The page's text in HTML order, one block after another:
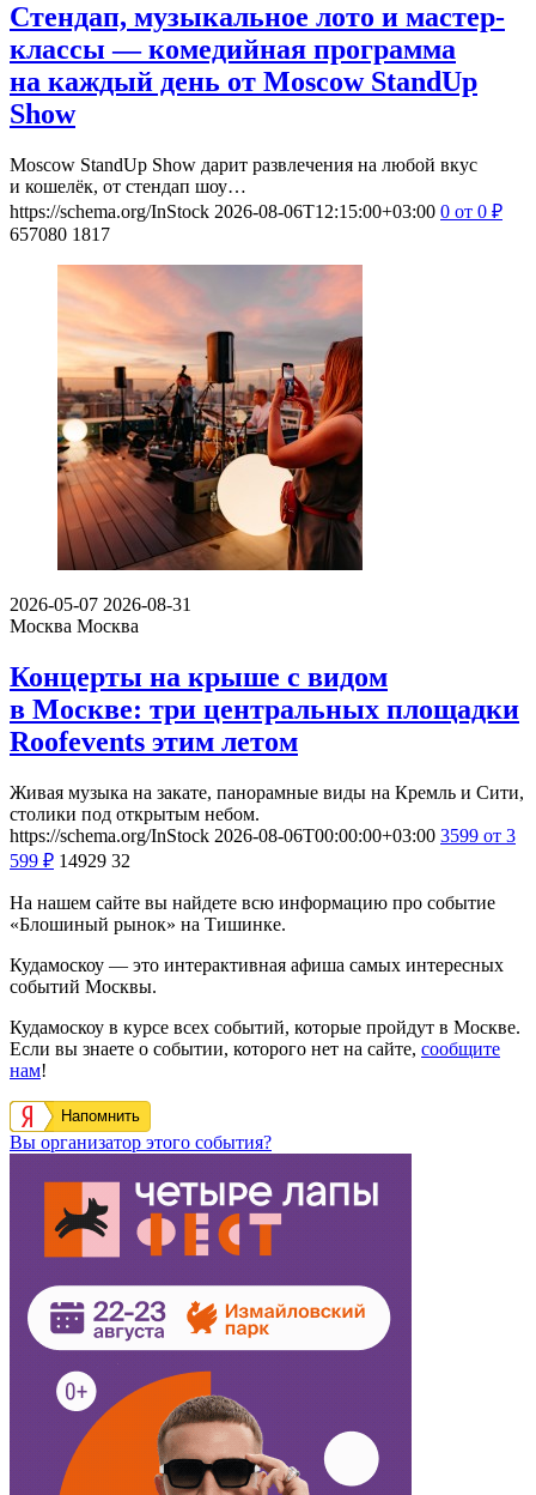
Стендап, музыкальное лото и мастер-
классы — комедийная программа
на каждый день от Moscow StandUp
Show
Moscow StandUp Show дарит развлечения на любой вкус
и кошелёк, от стендап шоу…
https://schema.org/InStock 2026-08-06T12:15:00+03:00 0 от 0 ₽
657080 1817
2026-05-07 2026-08-31
Москва Москва
Концерты на крыше с видом
в Москве: три центральных площадки
Roofevents этим летом
Живая музыка на закате, панорамные виды на Кремль и Сити,
столики под открытым небом.
https://schema.org/InStock 2026-08-06T00:00:00+03:00 3599 от 3
599 ₽ 14929 32
На нашем сайте вы найдете всю информацию про событие
«Блошиный рынок» на Тишинке.
Кудамоскоу — это интерактивная афиша самых интересных
событий Москвы.
Кудамоскоу в курсе всех событий, которые пройдут в Москве.
Если вы знаете о событии, которого нет на сайте, сообщите
нам!
Напомнить
Вы организатор этого события?